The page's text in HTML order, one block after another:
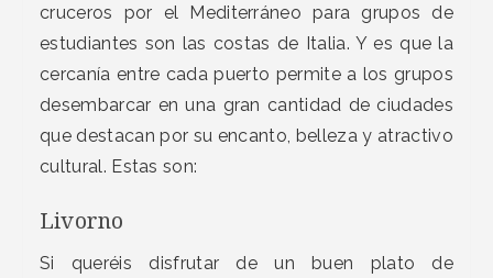
cruceros por el Mediterráneo para grupos de
estudiantes son las costas de Italia. Y es que la
cercanía entre cada puerto permite a los grupos
desembarcar en una gran cantidad de ciudades
que destacan por su encanto, belleza y atractivo
cultural. Estas son:
Livorno
Si queréis disfrutar de un buen plato de